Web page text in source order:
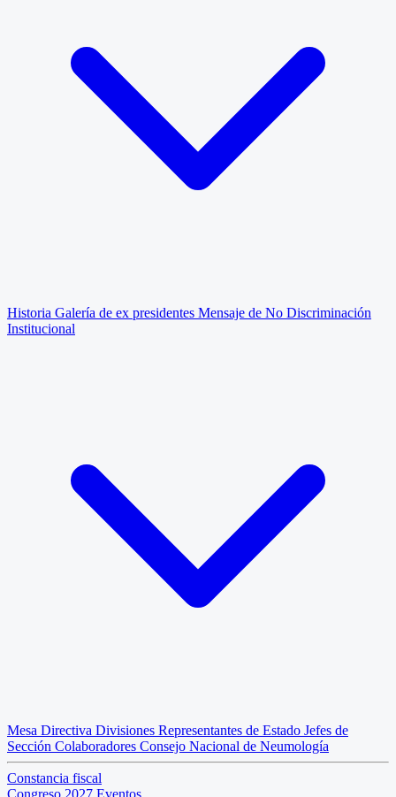
Historia Galería de ex presidentes Mensaje de No Discriminación
Institucional
Mesa Directiva Divisiones Representantes de Estado Jefes de
Sección Colaboradores Consejo Nacional de Neumología
Constancia fiscal
Congreso 2027 Eventos